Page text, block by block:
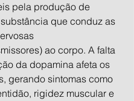
pela produção de
que conduz as
ao corpo. A falta
da dopamina afeta os
gerando sintomas como
rigidez muscular e